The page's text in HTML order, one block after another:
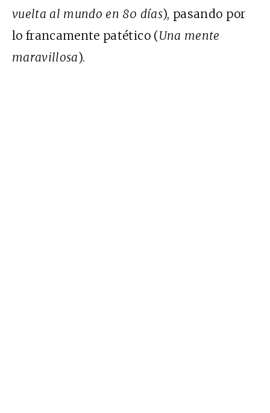
vuelta al mundo en 80 días), pasando por
lo francamente patético (Una mente
maravillosa).